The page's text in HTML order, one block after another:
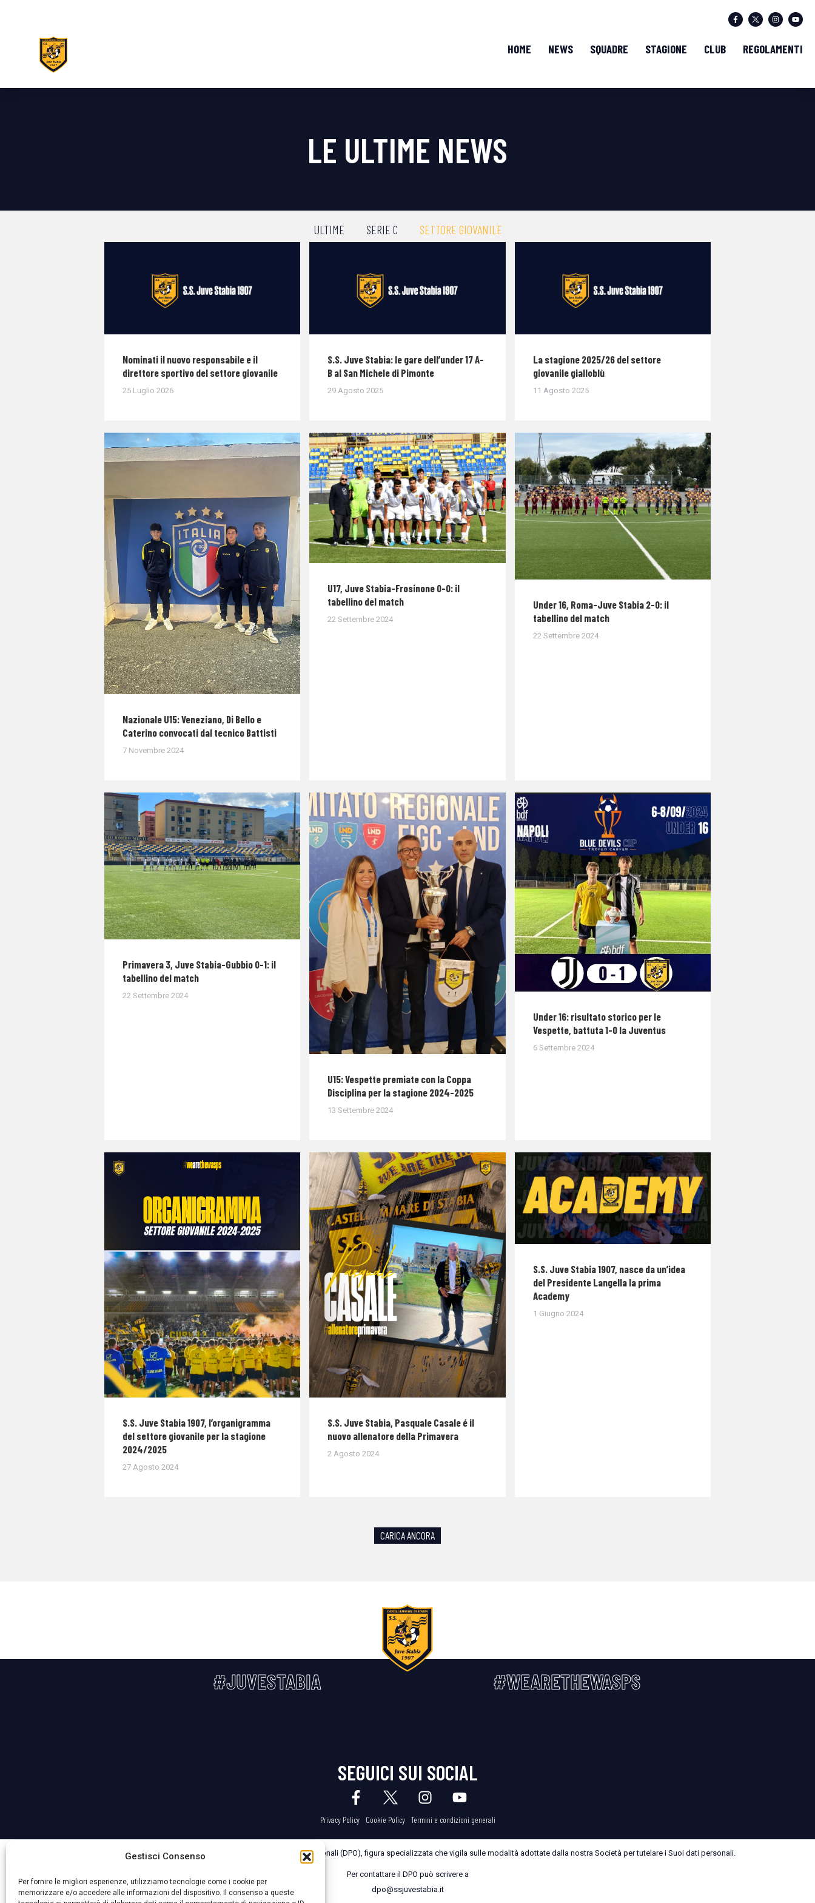
Gestisci Consenso
Per fornire le migliori esperienze, utilizziamo tecnologie come i cookie per
memorizzare e/o accedere alle informazioni del dispositivo. Il consenso a queste
HOME NEWS SQUADRE STAGIONE CLUB REGOLAMENTI
LE ULTIME NEWS
ULTIME SERIE C SETTORE GIOVANILE
Nominati il nuovo responsabile e il
direttore sportivo del settore giovanile
25 Luglio 2026
S.S. Juve Stabia: le gare dell’under 17 A-
B al San Michele di Pimonte
29 Agosto 2025
La stagione 2025/26 del settore
giovanile gialloblù
11 Agosto 2025
Nazionale U15: Veneziano, Di Bello e
Caterino convocati dal tecnico Battisti
7 Novembre 2024
U17, Juve Stabia-Frosinone 0-0: il
tabellino del match
22 Settembre 2024
Under 16, Roma-Juve Stabia 2-0: il
tabellino del match
22 Settembre 2024
Primavera 3, Juve Stabia-Gubbio 0-1: il
tabellino del match
22 Settembre 2024
U15: Vespette premiate con la Coppa
Disciplina per la stagione 2024-2025
13 Settembre 2024
Under 16: risultato storico per le
Vespette, battuta 1-0 la Juventus
6 Settembre 2024
S.S. Juve Stabia 1907, l’organigramma
del settore giovanile per la stagione
2024/2025
27 Agosto 2024
S.S. Juve Stabia, Pasquale Casale é il
nuovo allenatore della Primavera
2 Agosto 2024
S.S. Juve Stabia 1907, nasce da un’idea
del Presidente Langella la prima
Academy
1 Giugno 2024
CARICA ANCORA
#JUVESTABIA #WEARETHEWASPS
SEGUICI SUI SOCIAL
Privacy Policy Cookie Policy Termini e condizioni generali
La Società ha nominato il Responsabile della Protezione dei Dati Personali (DPO), figura specializzata che vigila sulle modalità adottate dalla nostra Società per tutelare i Suoi dati personali.
Per contattare il DPO può scrivere a
dpo@ssjuvestabia.it